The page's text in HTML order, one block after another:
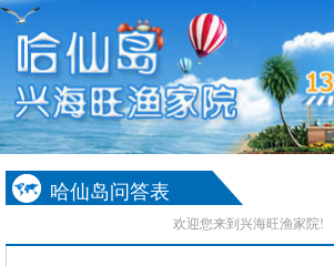
哈仙岛问答表
欢迎您来到兴海旺渔家院!